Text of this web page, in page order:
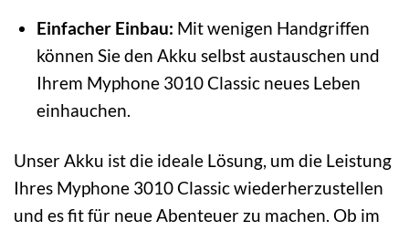
Einfacher Einbau: Mit wenigen Handgriffen
können Sie den Akku selbst austauschen und
Ihrem Myphone 3010 Classic neues Leben
einhauchen.
Unser Akku ist die ideale Lösung, um die Leistung
Ihres Myphone 3010 Classic wiederherzustellen
und es fit für neue Abenteuer zu machen. Ob im